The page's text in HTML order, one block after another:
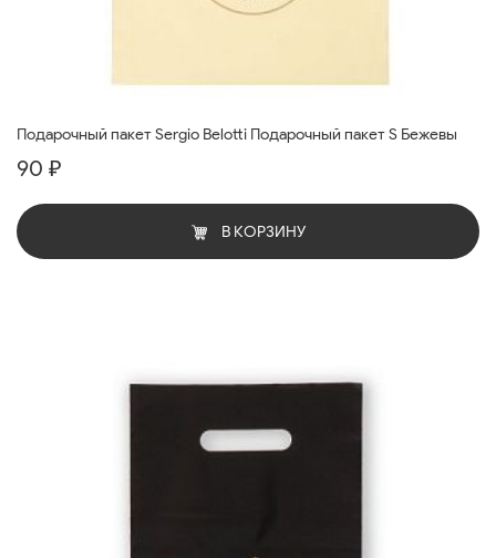
Подарочный пакет Sergio Belotti Подарочный пакет S Бежевы
90 ₽
В КОРЗИНУ